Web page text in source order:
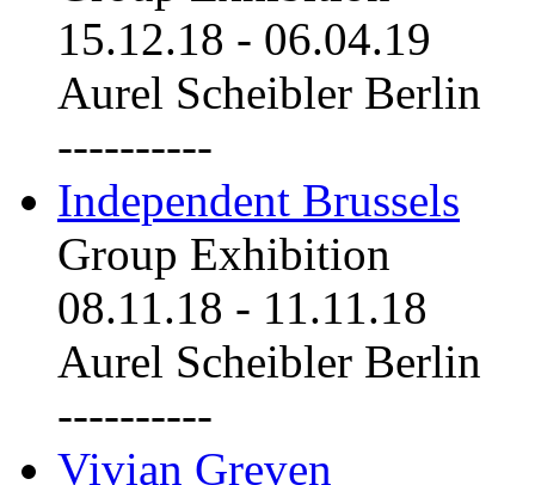
15.12.18 - 06.04.19
Aurel Scheibler Berlin
----------
Independent Brussels
Group Exhibition
08.11.18 - 11.11.18
Aurel Scheibler Berlin
----------
Vivian Greven